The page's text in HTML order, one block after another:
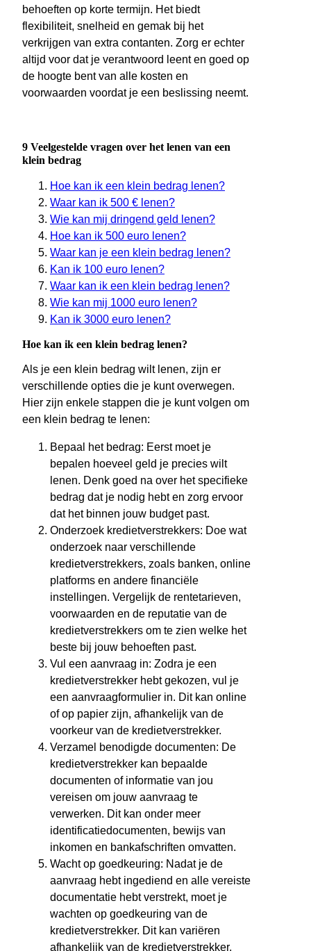
behoeften op korte termijn. Het biedt
flexibiliteit, snelheid en gemak bij het
verkrijgen van extra contanten. Zorg er echter
altijd voor dat je verantwoord leent en goed op
de hoogte bent van alle kosten en
voorwaarden voordat je een beslissing neemt.
9 Veelgestelde vragen over het lenen van een
klein bedrag
Hoe kan ik een klein bedrag lenen?
Waar kan ik 500 € lenen?
Wie kan mij dringend geld lenen?
Hoe kan ik 500 euro lenen?
Waar kan je een klein bedrag lenen?
Kan ik 100 euro lenen?
Waar kan ik een klein bedrag lenen?
Wie kan mij 1000 euro lenen?
Kan ik 3000 euro lenen?
Hoe kan ik een klein bedrag lenen?
Als je een klein bedrag wilt lenen, zijn er
verschillende opties die je kunt overwegen.
Hier zijn enkele stappen die je kunt volgen om
een klein bedrag te lenen:
Bepaal het bedrag: Eerst moet je
bepalen hoeveel geld je precies wilt
lenen. Denk goed na over het specifieke
bedrag dat je nodig hebt en zorg ervoor
dat het binnen jouw budget past.
Onderzoek kredietverstrekkers: Doe wat
onderzoek naar verschillende
kredietverstrekkers, zoals banken, online
platforms en andere financiële
instellingen. Vergelijk de rentetarieven,
voorwaarden en de reputatie van de
kredietverstrekkers om te zien welke het
beste bij jouw behoeften past.
Vul een aanvraag in: Zodra je een
kredietverstrekker hebt gekozen, vul je
een aanvraagformulier in. Dit kan online
of op papier zijn, afhankelijk van de
voorkeur van de kredietverstrekker.
Verzamel benodigde documenten: De
kredietverstrekker kan bepaalde
documenten of informatie van jou
vereisen om jouw aanvraag te
verwerken. Dit kan onder meer
identificatiedocumenten, bewijs van
inkomen en bankafschriften omvatten.
Wacht op goedkeuring: Nadat je de
aanvraag hebt ingediend en alle vereiste
documentatie hebt verstrekt, moet je
wachten op goedkeuring van de
kredietverstrekker. Dit kan variëren
afhankelijk van de kredietverstrekker,